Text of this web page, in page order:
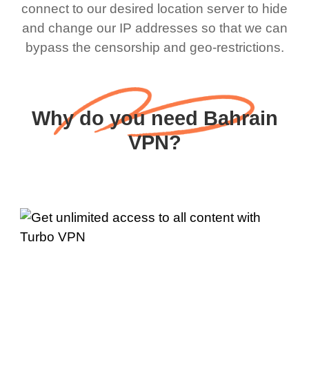
connect to our desired location server to hide
and change our IP addresses so that we can
bypass the censorship and geo-restrictions.
Why do you need Bahrain
VPN?